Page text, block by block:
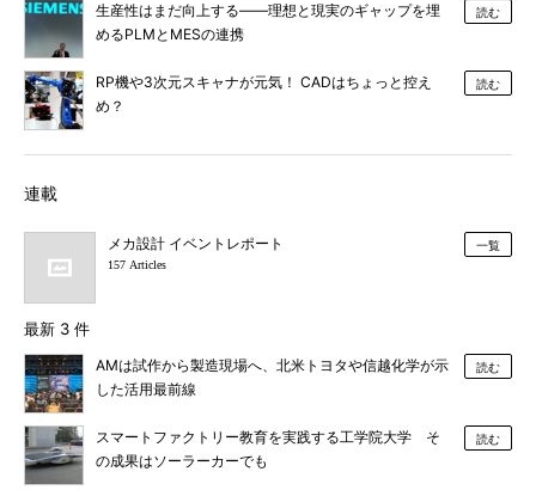
生産性はまだ向上する――理想と現実のギャップを埋
めるPLMとMESの連携
読む
RP機や3次元スキャナが元気！ CADはちょっと控え
め？
読む
連載
メカ設計 イベントレポート
157 Articles
一覧
最新 3 件
AMは試作から製造現場へ、北米トヨタや信越化学が示
した活用最前線
読む
スマートファクトリー教育を実践する工学院大学 そ
の成果はソーラーカーでも
読む